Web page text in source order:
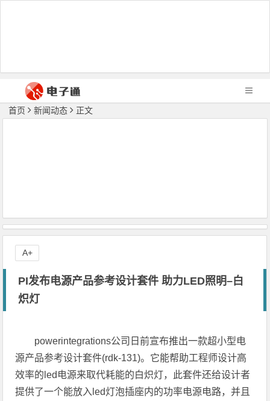
首页 新闻动态 正文
PI发布电源产品参考设计套件 助力LED照明–白
炽灯
powerintegrations公司日前宣布推出一款超小型电
源产品参考设计套件(rdk-131)。它能帮助工程师设计高
效率的led电源来取代耗能的白炽灯，此套件还给设计者
提供了一个能放入led灯泡插座内的功率电源电路，并且
A+